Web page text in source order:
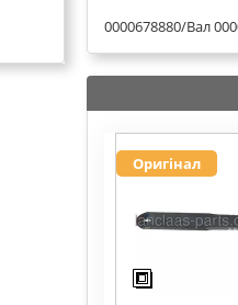
0000678880/Вал
Оригінал